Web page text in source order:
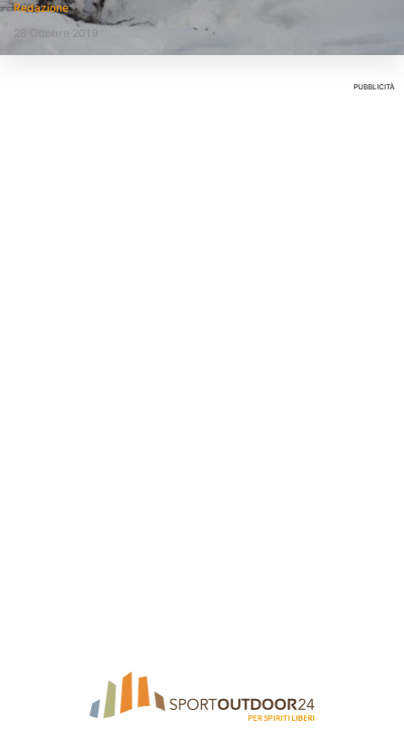
Redazione
28 Ottobre 2019
PUBBLICITÀ